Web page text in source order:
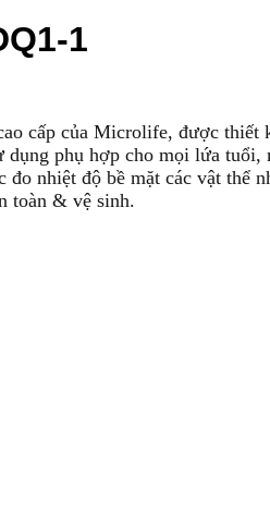
1
cấp của Microlife, được thiết
dụng phụ hợp cho mọi lứa
nhiệt độ bề mặt các vật thể
toàn & vệ sinh.